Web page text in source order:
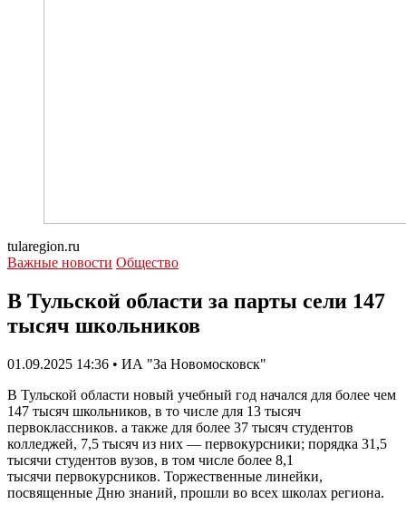
tularegion.ru
Важные новости Общество
В Тульской области за парты сели 147
тысяч школьников
01.09.2025 14:36 • ИА "За Новомосковск"
В Тульской области новый учебный год начался для более чем
147 тысяч школьников, в то числе для 13 тысяч
первоклассников. а также для более 37 тысяч студентов
колледжей, 7,5 тысяч из них — первокурсники; порядка 31,5
тысячи студентов вузов, в том числе более 8,1
тысячи первокурсников. Торжественные линейки,
посвященные Дню знаний, прошли во всех школах региона.